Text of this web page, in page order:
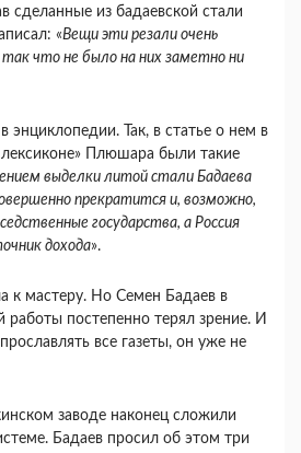
сделанные из бадаевской стали
«Вещи эти резали очень
что не было на них заметно ни
энциклопедии. Так, в статье о нем в
Плюшара были такие
выделки литой стали Бадаева
прекратится и, возможно,
государства, а Россия
дохода».
к мастеру. Но Семен Бадаев в
работы постепенно терял зрение. И
все газеты, он уже не
заводе наконец сложили
Бадаев просил об этом три